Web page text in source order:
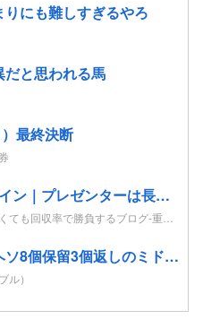
りにも難しすぎるやろ
だと思われる馬
最終決断
有馬記念2025 サイン｜プレゼンターは長澤まさみ。ポスターはレガレイラ。CMはドラマがテーマ？！
メーカーはデカヘソ8個保留3個返しのミドル機を出せよ！！！！
ル）